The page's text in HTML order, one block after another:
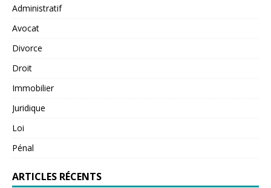
Administratif
Avocat
Divorce
Droit
Immobilier
Juridique
Loi
Pénal
ARTICLES RÉCENTS